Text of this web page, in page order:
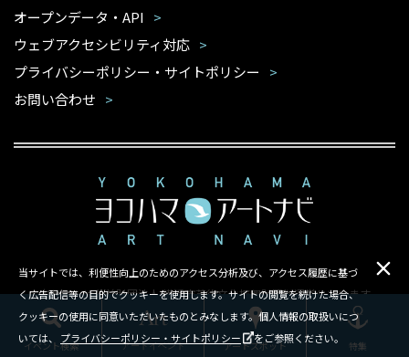
イベント検索 アートイベント アートスポット 特集
当サイトでは、利便性向上のためのアクセス分析及び、アクセス履歴に基づ
く広告配信等の目的でクッキーを使用します。サイトの閲覧を続けた場合、
クッキーの使用に同意いただいたものとみなします。個人情報の取扱いにつ
いては、 プライバシーポリシー・サイトポリシー をご参照ください。
オープンデータ・API
ウェブアクセシビリティ対応
プライバシーポリシー・サイトポリシー
お問い合わせ
本サイトは公益財団法人 横浜市芸術文化振興財団が運営しています
Copyright ©Yokohama Arts Foundation.All rights reserved.